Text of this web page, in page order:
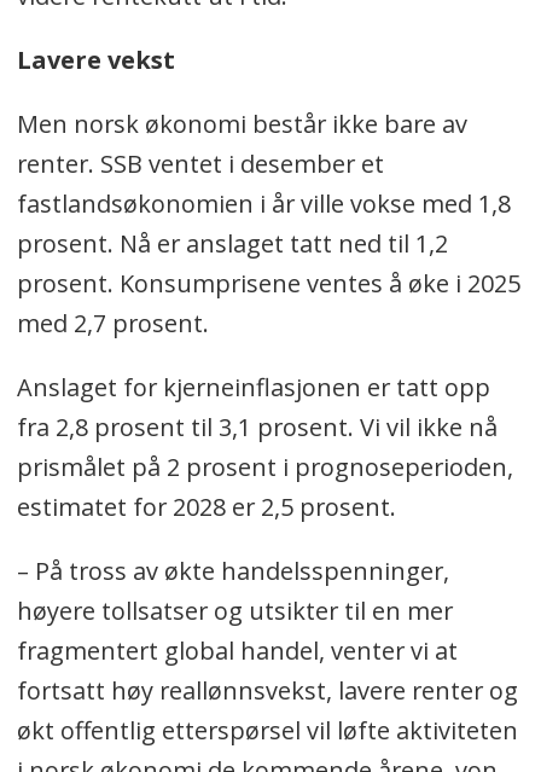
Lavere vekst
Men norsk økonomi består ikke bare av
renter. SSB ventet i desember et
fastlandsøkonomien i år ville vokse med 1,8
prosent. Nå er anslaget tatt ned til 1,2
prosent. Konsumprisene ventes å øke i 2025
med 2,7 prosent.
Anslaget for kjerneinflasjonen er tatt opp
fra 2,8 prosent til 3,1 prosent. Vi vil ikke nå
prismålet på 2 prosent i prognoseperioden,
estimatet for 2028 er 2,5 prosent.
– På tross av økte handelsspenninger,
høyere tollsatser og utsikter til en mer
fragmentert global handel, venter vi at
fortsatt høy reallønnsvekst, lavere renter og
økt offentlig etterspørsel vil løfte aktiviteten